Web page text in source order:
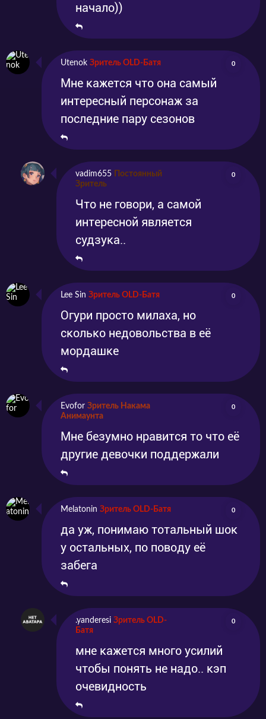
начало))
Utenok Зритель OLD-Батя 0
Мне кажется что она самый
интересный персонаж за
последние пару сезонов
vadim655
Постоянный
Зритель
0
Что не говори, а самой
интересной является
судзука..
Lee Sin Зритель OLD-Батя 0
Огури просто милаха, но
сколько недовольства в её
мордашке
Evofor Зритель Накама
Анимаунта
0
Мне безумно нравится то что её
другие девочки поддержали
Melatonin Зритель OLD-Батя 0
да уж, понимаю тотальный шок
у остальных, по поводу её
забега
.yanderesi Зритель OLD-
Батя
0
мне кажется много усилий
чтобы понять не надо.. кэп
очевидность